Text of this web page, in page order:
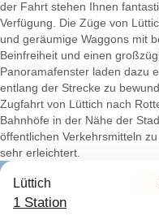
der Fahrt stehen Ihnen
Verfügung. Die Züge von
und geräumige Waggons mit
Beinfreiheit und einen
Panoramafenster laden dazu
entlang der Strecke zu
Zugfahrt von Lüttich nach
Bahnhöfe in der Nähe der
öffentlichen Verkehrsmitteln
sehr erleichtert.
Lüttich
1 Station